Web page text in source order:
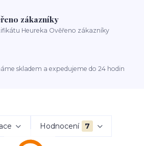
zákazníky
Heureka Ověřeno zákazníky
skladem a expedujeme do 24 hodin
Hodnocení 7